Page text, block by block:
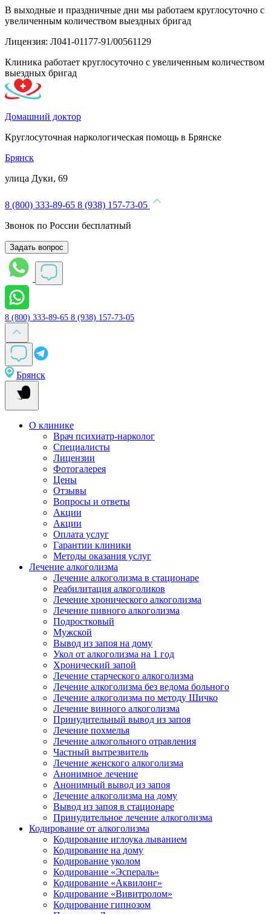
В выходные и праздничные дни мы работаем круглосуточно с
увеличенным количеством выездных бригад
Лицензия: Л041-01177-91/00561129
Клиника работает круглосуточно с увеличенным количеством
выездных бригад
Домашний доктор
Круглосуточная наркологическая помощь в Брянске
Брянск
улица Дуки, 69
8 (800) 333-89-65 8 (938) 157-73-05
Звонок по России бесплатный
Задать вопрос
8 (800) 333-89-65 8 (938) 157-73-05
Брянск
О клинике
Врач психиатр-нарколог
Специалисты
Лицензии
Фотогалерея
Цены
Отзывы
Вопросы и ответы
Акции
Акции
Оплата услуг
Гарантии клиники
Методы оказания услуг
Лечение алкоголизма
Лечение алкоголизма в стационаре
Реабилитация алкоголиков
Лечение хронического алкоголизма
Лечение пивного алкоголизма
Подростковый
Мужской
Вывод из запоя на дому
Укол от алкоголизма на 1 год
Хронический запой
Лечение старческого алкоголизма
Лечение алкоголизма без ведома больного
Лечение алкоголизма по методу Шичко
Лечение винного алкоголизма
Принудительный вывод из запоя
Лечение похмелья
Лечение алкогольного отравления
Частный вытрезвитель
Лечение женского алкоголизма
Анонимное лечение
Анонимный вывод из запоя
Лечение алкоголизма на дому
Вывод из запоя в стационаре
Принудительное лечение алкоголизма
Кодирование от алкоголизма
Кодирование иглоука лыванием
Кодирование на дому
Кодирование уколом
Кодирование «Эспераль»
Кодирование «Аквилонг»
Кодирование «Вивитролом»
Кодирование гипнозом